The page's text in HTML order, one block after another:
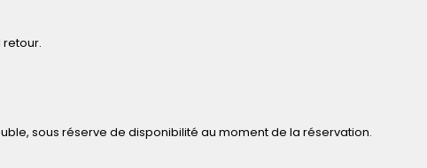
retour.
sous réserve de disponibilité au moment de la réservation.